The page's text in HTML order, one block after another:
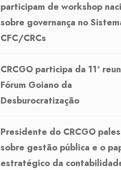
participam de workshop
sobre governança no
CFC/CRCs
CRCGO participa da 11ª
Fórum Goiano da
Desburocratização
Presidente do CRCGO
sobre gestão pública e o
estratégico da